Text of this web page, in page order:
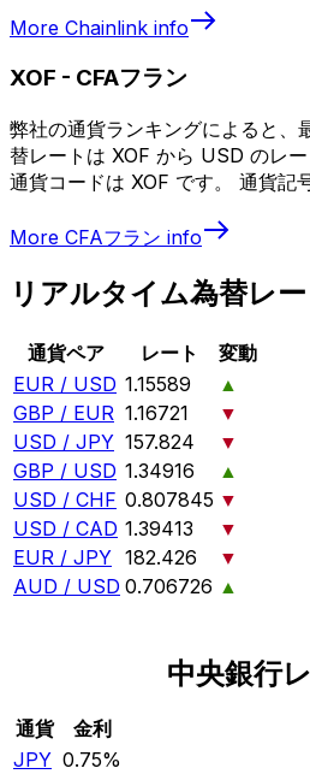
More Chainlink info
XOF - CFAフラン
弊社の通貨ランキングによると、
替レートは XOF から USD のレ
通貨コードは XOF です。 通貨記
More CFAフラン info
リアルタイム為替レー
通貨ペア レート
変動
EUR / USD 1.15589
▲
GBP / EUR 1.16721
▼
USD / JPY 157.824
▼
GBP / USD 1.34916
▲
USD / CHF 0.807845 ▼
USD / CAD 1.39413
▼
EUR / JPY 182.426
▼
AUD / USD 0.706726 ▲
中央銀行
通貨
金利
JPY 0.75%